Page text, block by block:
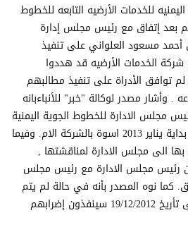
للخدمات الأرضيه التابعه للخطوط
بعد إتفاق مع رئيس مجلس إدارة
أحمد مسعود العلواني على تنفيذ
الخدمات الأرضيه قد هددوا
توافق الأدراة على تنفيذ مطالبهم
. وأشار مصدر لوكالة "خبر" للأنباءبانه
مجلس الادارة للخطوط الجوية اليمنية
بأن يبداء التامين الطبي من بداية يناير 2013 اسوة بالشركة الام. وفيما
الى مجلس الادارة لمناقشتها ,
رئيس مجلس الادارة مع رئيس مجلس
كما نوه المصدر بأنه في حالة لم يتم
الموافقه على مطالبهم حتى تأريخ 19/12/2012 سينفذون إضرابهم